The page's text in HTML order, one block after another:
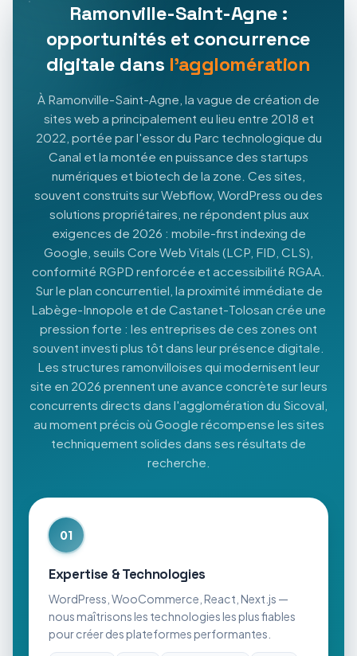
Ramonville-Saint-Agne :
opportunités et concurrence
digitale dans l'agglomération
À Ramonville-Saint-Agne, la vague de création de
sites web a principalement eu lieu entre 2018 et
2022, portée par l'essor du Parc technologique du
Canal et la montée en puissance des startups
numériques et biotech de la zone. Ces sites,
souvent construits sur Webflow, WordPress ou des
solutions propriétaires, ne répondent plus aux
exigences de 2026 : mobile-first indexing de
Google, seuils Core Web Vitals (LCP, FID, CLS),
conformité RGPD renforcée et accessibilité RGAA.
Sur le plan concurrentiel, la proximité immédiate de
Labège-Innopole et de Castanet-Tolosan crée une
pression forte : les entreprises de ces zones ont
souvent investi plus tôt dans leur présence digitale.
Les structures ramonvilloises qui modernisent leur
site en 2026 prennent une avance concrète sur leurs
concurrents directs dans l'agglomération du Sicoval,
au moment précis où Google récompense les sites
techniquement solides dans ses résultats de
recherche.
01
Expertise & Technologies
WordPress, WooCommerce, React, Next.js —
nous maîtrisons les technologies les plus fiables
pour créer des plateformes performantes.